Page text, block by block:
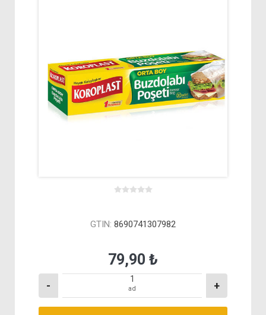
GTIN: 8690741307982
79,90 ₺
- ad +